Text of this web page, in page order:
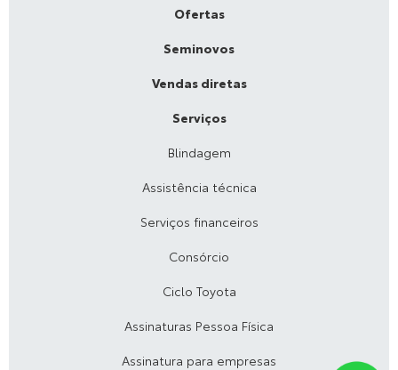
Ofertas
Seminovos
Vendas diretas
Serviços
Blindagem
Assistência técnica
Serviços financeiros
Consórcio
Ciclo Toyota
Assinaturas Pessoa Física
Assinatura para empresas